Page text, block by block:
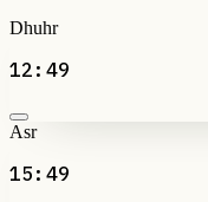
Dhuhr
12:49
Asr
15:49